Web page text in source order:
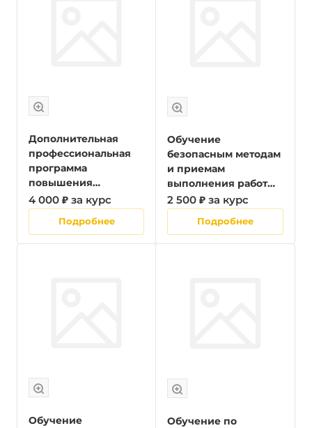
подразделениях
Дополнительная
профессиональная
программа
повышения
квалификации для
руководителей
эксплуатирующих и
управляющих
лиц, назначенных
4 000 ₽ за курс
Подробнее
Обучение
безопасным методам
и приемам
выполнения работ
повышенной
опасности
2 500 ₽ за курс
Подробнее
Обучение
Обучение по